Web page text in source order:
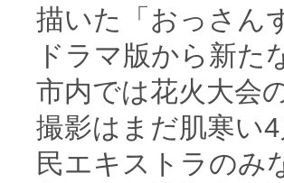
描いた「おっさん
ドラマ版から新た
市内では花火大会
撮影はまだ肌寒い
民エキストラのみ